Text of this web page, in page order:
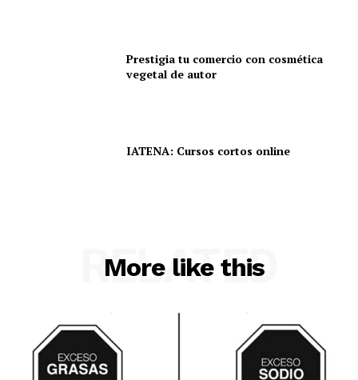
Prestigia tu comercio con cosmética
vegetal de autor
IATENA: Cursos cortos online
More like this
RELATED